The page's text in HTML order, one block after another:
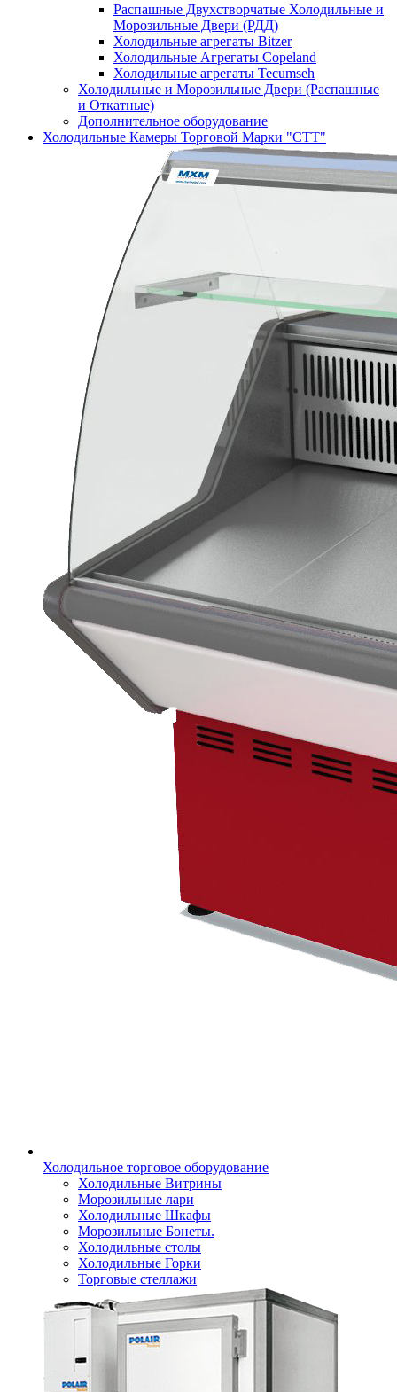
Распашные Двухстворчатые Холодильные и
Морозильные Двери (РДД)
Холодильные агрегаты Bitzer
Холодильные Агрегаты Copeland
Холодильные агрегаты Tecumseh
Холодильные и Морозильные Двери (Распашные
и Откатные)
Дополнительное оборудование
Холодильные Камеры Торговой Марки "СТТ"
Холодильное торговое оборудование
Холодильные Витрины
Морозильные лари
Холодильные Шкафы
Морозильные Бонеты.
Холодильные столы
Холодильные Горки
Торговые стеллажи